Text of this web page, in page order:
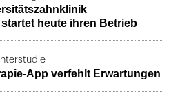
heute ihren Betrieb
App verfehlt Erwartungen